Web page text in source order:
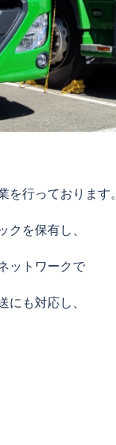
行っております。
を保有し、
ットワークで
も対応し、